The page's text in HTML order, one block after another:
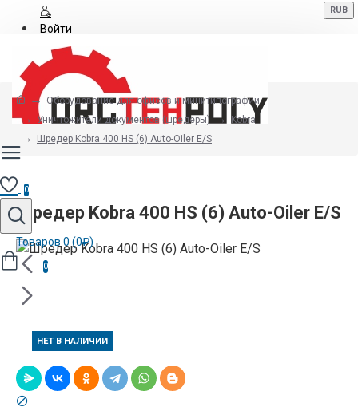
Войти
Регистрация
8 (800) 700-06-12
RUB
0
Товаров 0 (0₽)
0
Оборудование для офисов и минитипографий
Уничтожители документов (шредеры)
Kobra
Шредер Kobra 400 HS (6) Auto-Oiler E/S
Шредер Kobra 400 HS (6) Auto-Oiler E/S
НЕТ В НАЛИЧИИ